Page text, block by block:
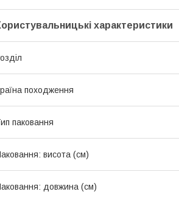
характеристики
походження
паковання
висота (см)
довжина (см)